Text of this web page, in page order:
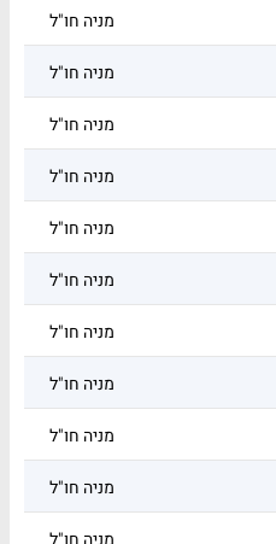
מניה חו"ל
מניה חו"ל
מניה חו"ל
מניה חו"ל
מניה חו"ל
מניה חו"ל
מניה חו"ל
מניה חו"ל
מניה חו"ל
מניה חו"ל